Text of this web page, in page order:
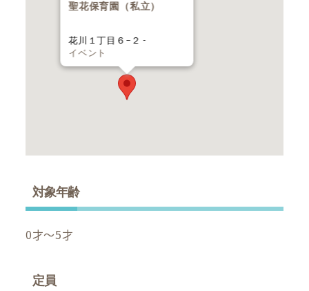
聖花保育園（私立）
花川１丁目６−２ -
イベント
対象年齢
0才～5才
定員